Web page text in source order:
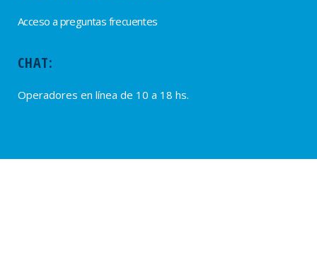
Acceso a preguntas frecuentes
CHAT:
Operadores en línea de 10 a 18 hs.
PROVEEDORES